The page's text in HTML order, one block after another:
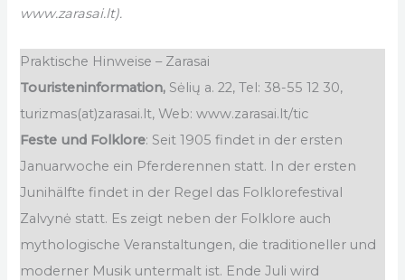
www.zarasai.lt).
Praktische Hinweise – Zarasai
Touristeninformation, Sėlių a. 22, Tel: 38-55 12 30,
turizmas(at)zarasai.lt, Web: www.zarasai.lt/tic
Feste und Folklore: Seit 1905 findet in der ersten
Januarwoche ein Pferderennen statt. In der ersten
Junihälfte findet in der Regel das Folklorefestival
Zalvynė statt. Es zeigt neben der Folklore auch
mythologische Veranstaltungen, die traditioneller und
moderner Musik untermalt ist. Ende Juli wird